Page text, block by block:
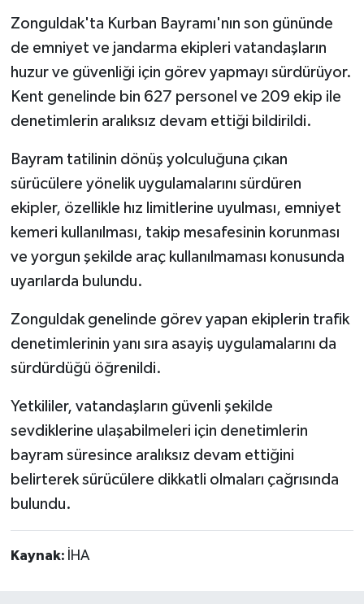
Zonguldak'ta Kurban Bayramı'nın son gününde
de emniyet ve jandarma ekipleri vatandaşların
huzur ve güvenliği için görev yapmayı sürdürüyor.
Kent genelinde bin 627 personel ve 209 ekip ile
denetimlerin aralıksız devam ettiği bildirildi.
Bayram tatilinin dönüş yolculuğuna çıkan
sürücülere yönelik uygulamalarını sürdüren
ekipler, özellikle hız limitlerine uyulması, emniyet
kemeri kullanılması, takip mesafesinin korunması
ve yorgun şekilde araç kullanılmaması konusunda
uyarılarda bulundu.
Zonguldak genelinde görev yapan ekiplerin trafik
denetimlerinin yanı sıra asayiş uygulamalarını da
sürdürdüğü öğrenildi.
Yetkililer, vatandaşların güvenli şekilde
sevdiklerine ulaşabilmeleri için denetimlerin
bayram süresince aralıksız devam ettiğini
belirterek sürücülere dikkatli olmaları çağrısında
bulundu.
Kaynak: İHA